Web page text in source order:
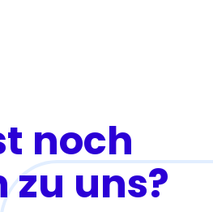
noch
zu uns?